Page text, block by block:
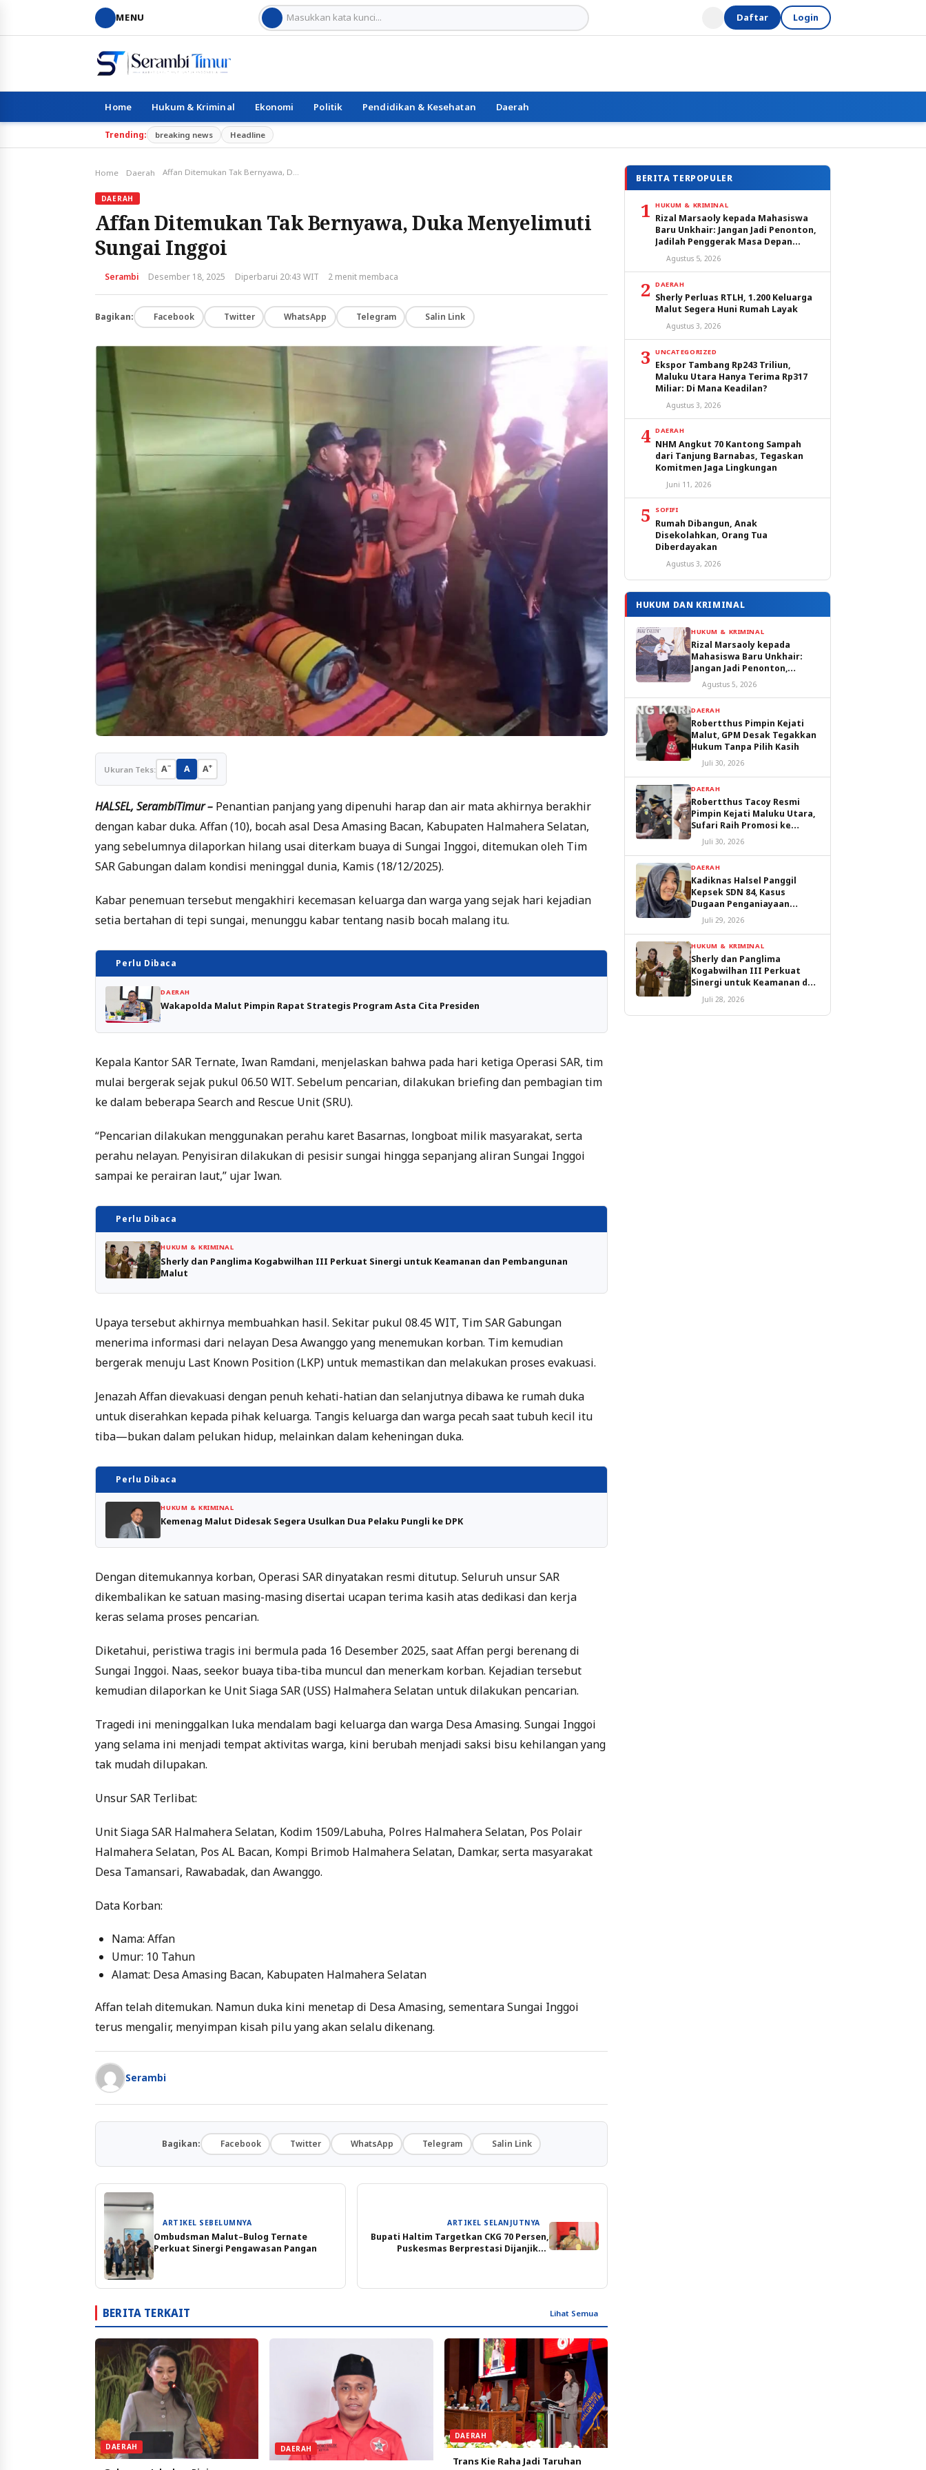
MENU Daftar Login
Home Hukum & Kriminal Ekonomi Politik Pendidikan & Kesehatan Daerah
Trending: breaking news Headline
Home Daerah Affan Ditemukan Tak Bernyawa, Duka Menyelimuti Sungai Inggoi
DAERAH
Affan Ditemukan Tak Bernyawa, Duka Menyelimuti
Sungai Inggoi
Serambi Desember 18, 2025 Diperbarui 20:43 WIT 2 menit membaca
Bagikan: Facebook Twitter WhatsApp Telegram Salin Link
Ukuran Teks: A− A A+
HALSEL, SerambiTimur – Penantian panjang yang dipenuhi harap dan air mata akhirnya berakhir
dengan kabar duka. Affan (10), bocah asal Desa Amasing Bacan, Kabupaten Halmahera Selatan,
yang sebelumnya dilaporkan hilang usai diterkam buaya di Sungai Inggoi, ditemukan oleh Tim
SAR Gabungan dalam kondisi meninggal dunia, Kamis (18/12/2025).
Kabar penemuan tersebut mengakhiri kecemasan keluarga dan warga yang sejak hari kejadian
setia bertahan di tepi sungai, menunggu kabar tentang nasib bocah malang itu.
Perlu Dibaca
DAERAH
Wakapolda Malut Pimpin Rapat Strategis Program Asta Cita Presiden
Kepala Kantor SAR Ternate, Iwan Ramdani, menjelaskan bahwa pada hari ketiga Operasi SAR, tim
mulai bergerak sejak pukul 06.50 WIT. Sebelum pencarian, dilakukan briefing dan pembagian tim
ke dalam beberapa Search and Rescue Unit (SRU).
“Pencarian dilakukan menggunakan perahu karet Basarnas, longboat milik masyarakat, serta
perahu nelayan. Penyisiran dilakukan di pesisir sungai hingga sepanjang aliran Sungai Inggoi
sampai ke perairan laut,” ujar Iwan.
Perlu Dibaca
HUKUM & KRIMINAL
Sherly dan Panglima Kogabwilhan III Perkuat Sinergi untuk Keamanan dan Pembangunan
Malut
Upaya tersebut akhirnya membuahkan hasil. Sekitar pukul 08.45 WIT, Tim SAR Gabungan
menerima informasi dari nelayan Desa Awanggo yang menemukan korban. Tim kemudian
bergerak menuju Last Known Position (LKP) untuk memastikan dan melakukan proses evakuasi.
Jenazah Affan dievakuasi dengan penuh kehati-hatian dan selanjutnya dibawa ke rumah duka
untuk diserahkan kepada pihak keluarga. Tangis keluarga dan warga pecah saat tubuh kecil itu
tiba—bukan dalam pelukan hidup, melainkan dalam keheningan duka.
Perlu Dibaca
HUKUM & KRIMINAL
Kemenag Malut Didesak Segera Usulkan Dua Pelaku Pungli ke DPK
Dengan ditemukannya korban, Operasi SAR dinyatakan resmi ditutup. Seluruh unsur SAR
dikembalikan ke satuan masing-masing disertai ucapan terima kasih atas dedikasi dan kerja
keras selama proses pencarian.
Diketahui, peristiwa tragis ini bermula pada 16 Desember 2025, saat Affan pergi berenang di
Sungai Inggoi. Naas, seekor buaya tiba-tiba muncul dan menerkam korban. Kejadian tersebut
kemudian dilaporkan ke Unit Siaga SAR (USS) Halmahera Selatan untuk dilakukan pencarian.
Tragedi ini meninggalkan luka mendalam bagi keluarga dan warga Desa Amasing. Sungai Inggoi
yang selama ini menjadi tempat aktivitas warga, kini berubah menjadi saksi bisu kehilangan yang
tak mudah dilupakan.
Unsur SAR Terlibat:
Unit Siaga SAR Halmahera Selatan, Kodim 1509/Labuha, Polres Halmahera Selatan, Pos Polair
Halmahera Selatan, Pos AL Bacan, Kompi Brimob Halmahera Selatan, Damkar, serta masyarakat
Desa Tamansari, Rawabadak, dan Awanggo.
Data Korban:
Nama: Affan
Umur: 10 Tahun
Alamat: Desa Amasing Bacan, Kabupaten Halmahera Selatan
Affan telah ditemukan. Namun duka kini menetap di Desa Amasing, sementara Sungai Inggoi
terus mengalir, menyimpan kisah pilu yang akan selalu dikenang.
Serambi
Bagikan: Facebook Twitter WhatsApp Telegram Salin Link
ARTIKEL SEBELUMNYA
Ombudsman Malut–Bulog Ternate
Perkuat Sinergi Pengawasan Pangan
ARTIKEL SELANJUTNYA
Bupati Haltim Targetkan CKG 70 Persen,
Puskesmas Berprestasi Dijanjikan
BERITA TERKAIT Lihat Semua
DAERAH DAERAH
DAERAH
Trans Kie Raha Jadi Taruhan
BERITA TERPOPULER
1 HUKUM & KRIMINAL
Rizal Marsaoly kepada Mahasiswa
Baru Unkhair: Jangan Jadi Penonton,
Jadilah Penggerak Masa Depan
Ternate dan Maluku Utara
Agustus 5, 2026
2 DAERAH
Sherly Perluas RTLH, 1.200 Keluarga
Malut Segera Huni Rumah Layak
Agustus 3, 2026
3 UNCATEGORIZED
Ekspor Tambang Rp243 Triliun,
Maluku Utara Hanya Terima Rp317
Miliar: Di Mana Keadilan?
Agustus 3, 2026
4 DAERAH
NHM Angkut 70 Kantong Sampah
dari Tanjung Barnabas, Tegaskan
Komitmen Jaga Lingkungan
Juni 11, 2026
5 SOFIFI
Rumah Dibangun, Anak
Disekolahkan, Orang Tua
Diberdayakan
Agustus 3, 2026
HUKUM DAN KRIMINAL
HUKUM & KRIMINAL
Rizal Marsaoly kepada
Mahasiswa Baru Unkhair:
Jangan Jadi Penonton,
Jadilah Penggerak Masa
Depan Ternate dan Maluku
Agustus 5, 2026
DAERAH
Robertthus Pimpin Kejati
Malut, GPM Desak Tegakkan
Hukum Tanpa Pilih Kasih
Juli 30, 2026
DAERAH
Robertthus Tacoy Resmi
Pimpin Kejati Maluku Utara,
Sufari Raih Promosi ke
Kejaksaan Agung
Juli 30, 2026
DAERAH
Kadiknas Halsel Panggil
Kepsek SDN 84, Kasus
Dugaan Penganiayaan
Diproses
Juli 29, 2026
HUKUM & KRIMINAL
Sherly dan Panglima
Kogabwilhan III Perkuat
Sinergi untuk Keamanan dan
Pembangunan Malut
Juli 28, 2026